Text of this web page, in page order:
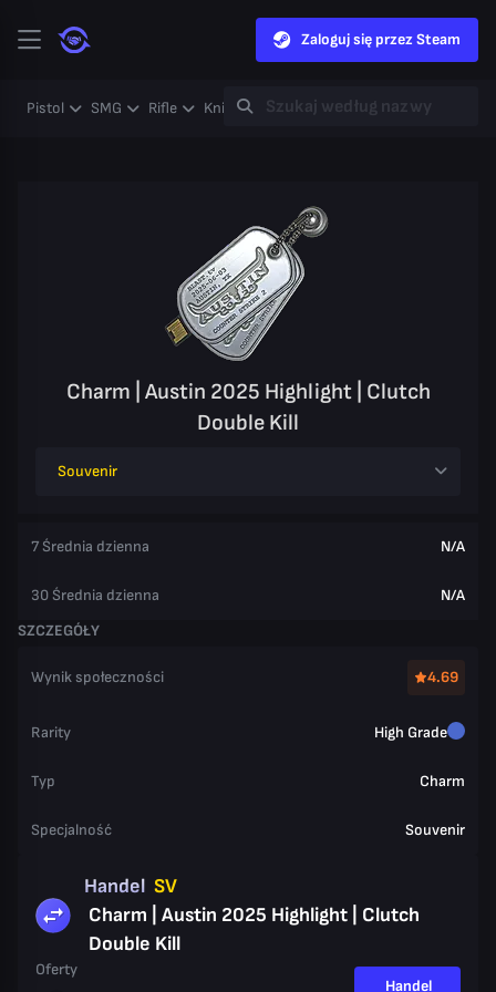
Zaloguj się przez Steam
Pistol SMG Rifle Knife Gloves Heavy Case
Charm | Austin 2025 Highlight | Clutch
Double Kill
Souvenir
7 Średnia dzienna N/A
30 Średnia dzienna
N/A
SZCZEGÓŁY
Wynik społeczności 4.69
Rarity High Grade
Typ Charm
Specjalność Souvenir
Handel SV
Charm | Austin 2025 Highlight | Clutch
Double Kill
Oferty
Handel